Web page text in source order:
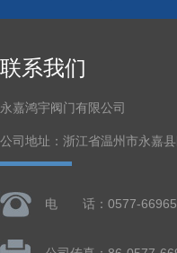
联系我们
永嘉鸿宇阀门有限公司
公司地址：浙江省温州市永嘉
电 话：0577-